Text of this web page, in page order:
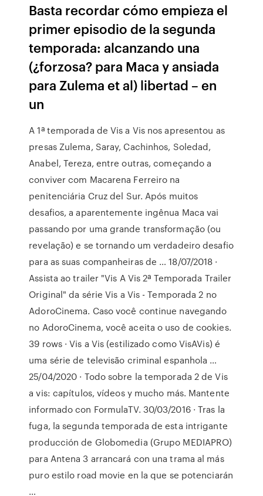
Basta recordar cómo empieza el
primer episodio de la segunda
temporada: alcanzando una
(¿forzosa? para Maca y ansiada
para Zulema et al) libertad – en
un
A 1ª temporada de Vis a Vis nos apresentou as
presas Zulema, Saray, Cachinhos, Soledad,
Anabel, Tereza, entre outras, começando a
conviver com Macarena Ferreiro na
penitenciária Cruz del Sur. Após muitos
desafios, a aparentemente ingênua Maca vai
passando por uma grande transformação (ou
revelação) e se tornando um verdadeiro desafio
para as suas companheiras de … 18/07/2018 ·
Assista ao trailer "Vis A Vis 2ª Temporada Trailer
Original" da série Vis a Vis - Temporada 2 no
AdoroCinema. Caso você continue navegando
no AdoroCinema, você aceita o uso de cookies.
39 rows · Vis a Vis (estilizado como VisAVis) é
uma série de televisão criminal espanhola …
25/04/2020 · Todo sobre la temporada 2 de Vis
a vis: capítulos, vídeos y mucho más. Mantente
informado con FormulaTV. 30/03/2016 · Tras la
fuga, la segunda temporada de esta intrigante
producción de Globomedia (Grupo MEDIAPRO)
para Antena 3 arrancará con una trama al más
puro estilo road movie en la que se potenciarán
…